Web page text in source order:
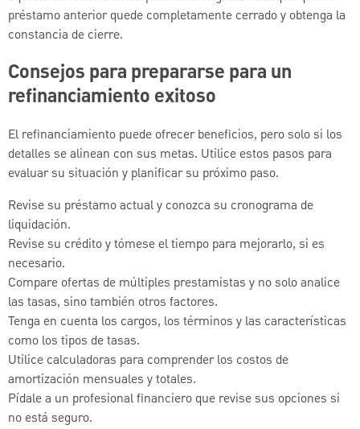
préstamo anterior quede completamente cerrado y obtenga la
constancia de cierre.
Consejos para prepararse para un
refinanciamiento exitoso
El refinanciamiento puede ofrecer beneficios, pero solo si los
detalles se alinean con sus metas. Utilice estos pasos para
evaluar su situación y planificar su próximo paso.
Revise su préstamo actual y conozca su cronograma de
liquidación.
Revise su crédito y tómese el tiempo para mejorarlo, si es
necesario.
Compare ofertas de múltiples prestamistas y no solo analice
las tasas, sino también otros factores.
Tenga en cuenta los cargos, los términos y las características
como los tipos de tasas.
Utilice calculadoras para comprender los costos de
amortización mensuales y totales.
Pídale a un profesional financiero que revise sus opciones si
no está seguro.